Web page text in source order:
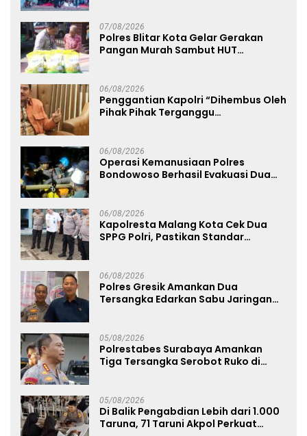
07/08/2026
Polres Blitar Kota Gelar Gerakan
Pangan Murah Sambut HUT
06/08/2026
Penggantian Kapolri “Dihembus Oleh
Pihak Pihak Terganggu
06/08/2026
Operasi Kemanusiaan Polres
Bondowoso Berhasil Evakuasi Dua
06/08/2026
Kapolresta Malang Kota Cek Dua
SPPG Polri, Pastikan Standar
06/08/2026
Polres Gresik Amankan Dua
Tersangka Edarkan Sabu Jaringan
05/08/2026
Polrestabes Surabaya Amankan
Tiga Tersangka Serobot Ruko di
05/08/2026
Di Balik Pengabdian Lebih dari 1.000
Taruna, 71 Taruni Akpol Perkuat